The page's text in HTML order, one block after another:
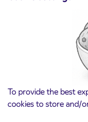
To provide the best
cookies to store and/
Point of sale at